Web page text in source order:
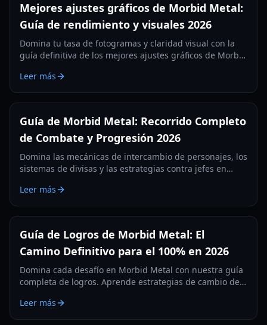
Mejores ajustes gráficos de Morbid Metal:
Guía de rendimiento y visuales 2026
Domina tu tasa de fotogramas y claridad visual con la
guía definitiva de los mejores ajustes gráficos de Morbid
versiones del juego.
Leer más
Guía de Morbid Metal: Recorrido Completo
de Combate y Progresión 2026
Domina las mecánicas de intercambio de personajes, los
sistemas de divisas y las estrategias contra jefes en
para obtener la máxima eficiencia.
Leer más
Guía de Logros de Morbid Metal: El
Camino Definitivo para el 100% en 2026
Domina cada desafío en Morbid Metal con nuestra guía
completa de logros. Aprende estrategias de cambio de
trofeo del 100% de finalización.
Leer más